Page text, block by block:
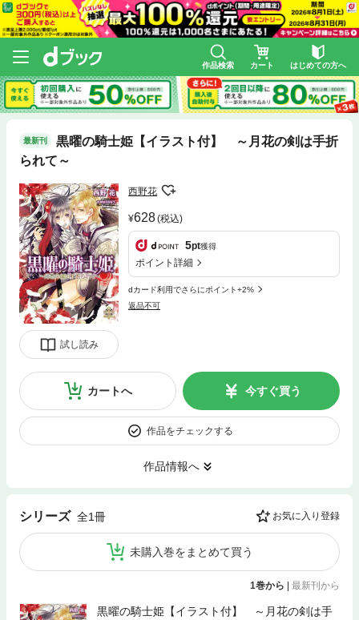
作品検索 カート はじめての方へ
最新刊
黒曜の騎士姫【イラスト付】 ～月花の剣は手折
られて～
試し読み
西野花
628(税込)
5pt獲得
ポイント詳細
dカード利用でさらにポイント+2%
返品不可
カートへ 今すぐ買う
作品をチェックする
作品情報へ
シリーズ 全1冊 お気に入り登録
未購入巻をまとめて買う
1巻から | 最新刊から
黒曜の騎士姫【イラスト付】 ～月花の剣は手